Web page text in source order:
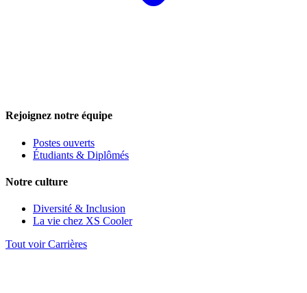
Rejoignez notre équipe
Postes ouverts
Étudiants & Diplômés
Notre culture
Diversité & Inclusion
La vie chez XS Cooler
Tout voir Carrières